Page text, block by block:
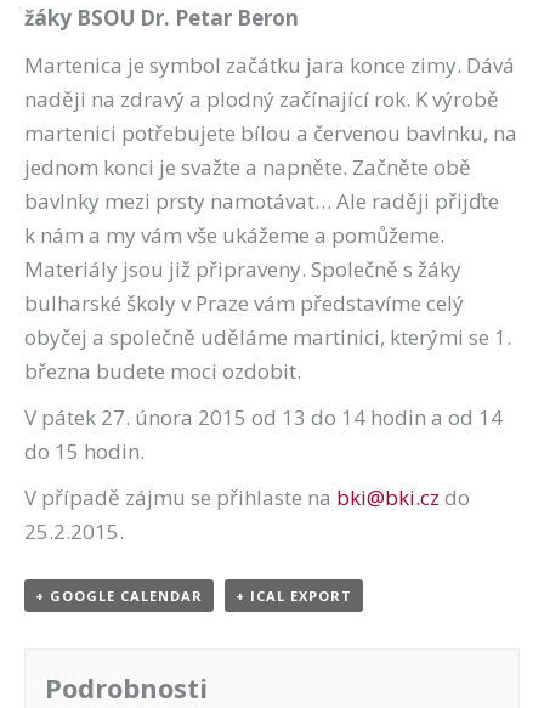
žáky BSOU Dr. Petar Beron
Martenica je symbol začátku jara konce zimy. Dává
naději na zdravý a plodný začínající rok. K výrobě
martenici potřebujete bílou a červenou bavlnku, na
jednom konci je svažte a napněte. Začněte obě
bavlnky mezi prsty namotávat… Ale raději přijďte
k nám a my vám vše ukážeme a pomůžeme.
Materiály jsou již připraveny. Společně s žáky
bulharské školy v Praze vám představíme celý
obyčej a společně uděláme martinici, kterými se 1.
března budete moci ozdobit.
V pátek 27. února 2015 od 13 do 14 hodin a od 14
do 15 hodin.
V případě zájmu se přihlaste na bki@bki.cz do
25.2.2015.
+ GOOGLE CALENDAR + ICAL EXPORT
Podrobnosti